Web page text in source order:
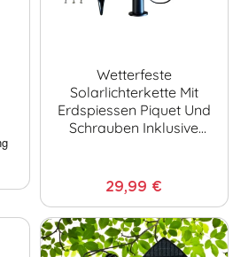
Wetterfeste
Solarlichterkette Mit
Erdspiessen Piquet Und
Schrauben Inklusive
29,99 €